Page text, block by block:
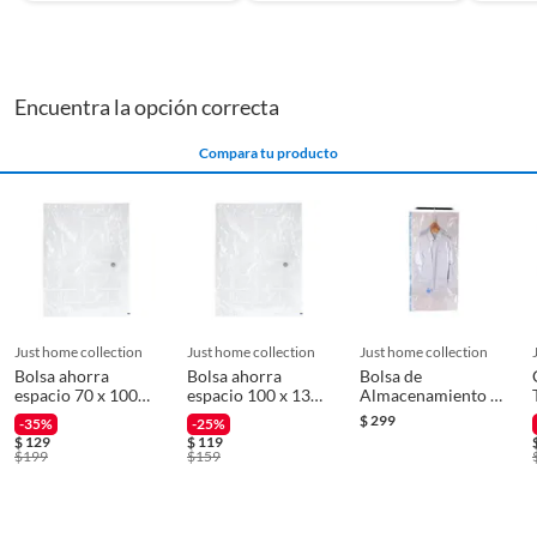
Encuentra la opción correcta
Compara tu producto
just home collection
Bolsa ahorra
espacio 70 x 100
cm
-35%
$129
$199
just home collection
Bolsa ahorra
espacio 100 x 130
centímetros
-25%
$119
$159
just home collection
Bolsa de
Almacenamiento al
Vacío
$ 299